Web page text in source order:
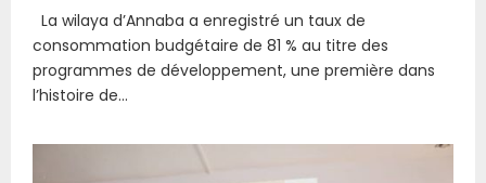
La wilaya d’Annaba a enregistré un taux de
consommation budgétaire de 81 % au titre des
programmes de développement, une première dans
l’histoire de...